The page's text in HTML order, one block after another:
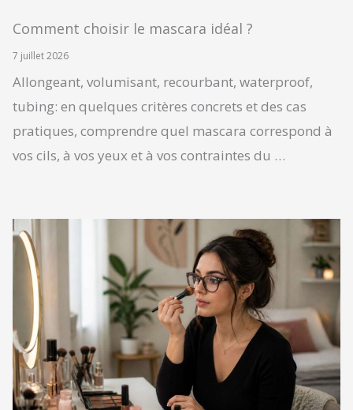
Comment choisir le mascara idéal ?
7 juillet 2026
Allongeant, volumisant, recourbant, waterproof,
tubing: en quelques critères concrets et des cas
pratiques, comprendre quel mascara correspond à
vos cils, à vos yeux et à vos contraintes du …